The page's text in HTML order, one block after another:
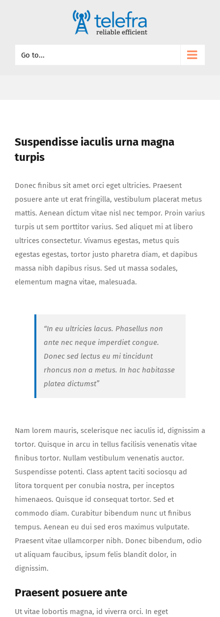
Go to...
Suspendisse iaculis urna magna
turpis
Donec finibus sit amet orci eget ultricies. Praesent
posuere ante ut erat fringilla, vestibulum placerat metus
mattis. Aenean dictum vitae nisl nec tempor. Proin varius
turpis ut sem porttitor varius. Sed aliquet mi at libero
ultrices consectetur. Vivamus egestas, metus quis
egestas egestas, tortor justo pharetra diam, et dapibus
massa nibh dapibus risus. Sed ut massa sodales,
elementum magna vitae, malesuada.
“In eu ultricies lacus. Phasellus non
ante nec neque imperdiet congue.
Donec sed lectus eu mi tincidunt
rhoncus non a metus. In hac habitasse
platea dictumst”
Nam lorem mauris, scelerisque nec iaculis id, dignissim a
tortor. Quisque in arcu in tellus facilisis venenatis vitae
finibus tortor. Nullam vestibulum venenatis auctor.
Suspendisse potenti. Class aptent taciti sociosqu ad
litora torquent per conubia nostra, per inceptos
himenaeos. Quisque id consequat tortor. Sed et
commodo diam. Curabitur bibendum nunc ut finibus
tempus. Aenean eu dui sed eros maximus vulputate.
Praesent vitae ullamcorper nibh. Donec bibendum, odio
ut aliquam faucibus, ipsum felis blandit dolor, in
dignissim.
Praesent posuere ante
Ut vitae lobortis magna, id viverra orci. In eget